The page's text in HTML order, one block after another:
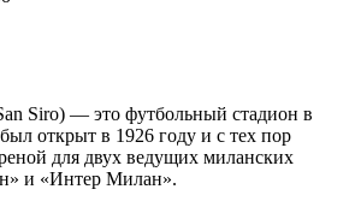
Siro) — это футбольный стадион в
открыт в 1926 году и с тех пор
для двух ведущих миланских
и «Интер Милан».